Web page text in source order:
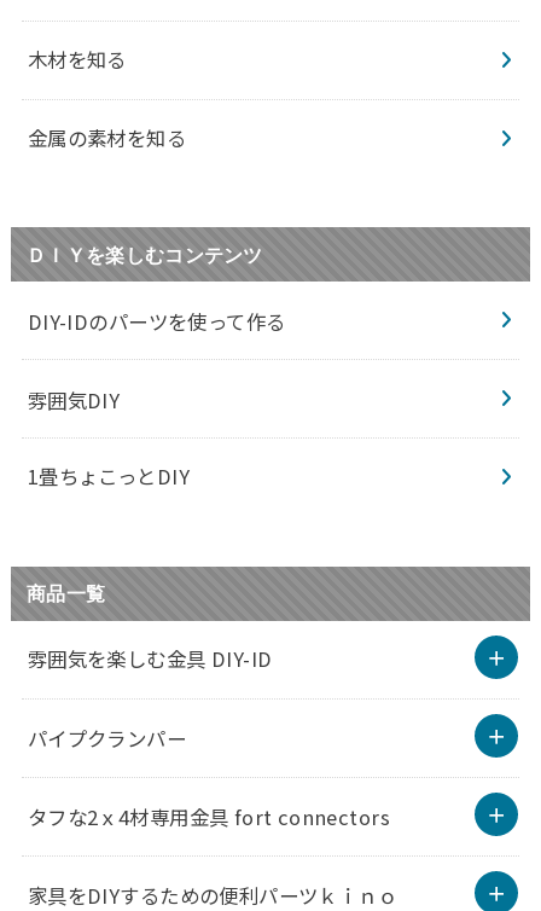
木材を知る
金属の素材を知る
ＤＩＹを楽しむコンテンツ
DIY-IDのパーツを使って作る
雰囲気DIY
1畳ちょこっとDIY
商品一覧
雰囲気を楽しむ金具 DIY-ID
パイプクランパー
タフな2ｘ4材専用金具 fort connectors
家具をDIYするための便利パーツｋｉｎｏ